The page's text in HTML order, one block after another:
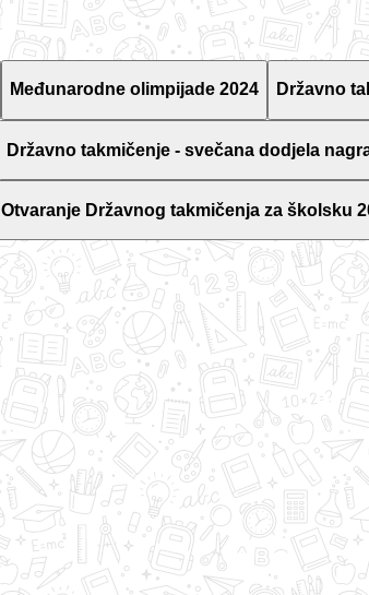
Međunarodne olimpijade 2024 Državno
Državno takmičenje - svečana dodjela
Otvaranje Državnog takmičenja za školsku